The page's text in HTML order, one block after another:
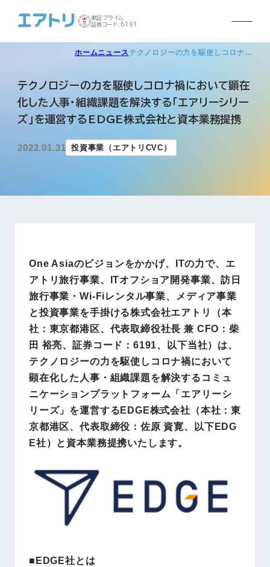
東証プライム
証券コード:6191
ホームニュース テクノロジーの力を駆使しコロナ…
テクノロジーの力を駆使しコロナ禍において顕在
化した人事・組織課題を解決する「エアリーシリー
ズ」を運営するEDGE株式会社と資本業務提携
2022.01.31 投資事業（エアトリCVC）
One Asiaのビジョンをかかげ、ITの力で、エ
アトリ旅行事業、ITオフショア開発事業、訪日
旅行事業・Wi-Fiレンタル事業、メディア事業
と投資事業を手掛ける株式会社エアトリ（本
社：東京都港区、代表取締役社長 兼 CFO：柴
田 裕亮、証券コード：6191、以下当社）は、
テクノロジーの力を駆使しコロナ禍において
顕在化した人事・組織課題を解決するコミュ
ニケーションプラットフォーム「エアリーシ
リーズ」を運営するEDGE株式会社（本社：東
京都港区、代表取締役：佐原 資寛、以下EDG
E社）と資本業務提携いたします。
■EDGE社とは